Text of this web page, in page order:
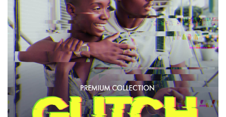
Entire Collection
(1783 Overlays)
Large 6000*4000px
Free download